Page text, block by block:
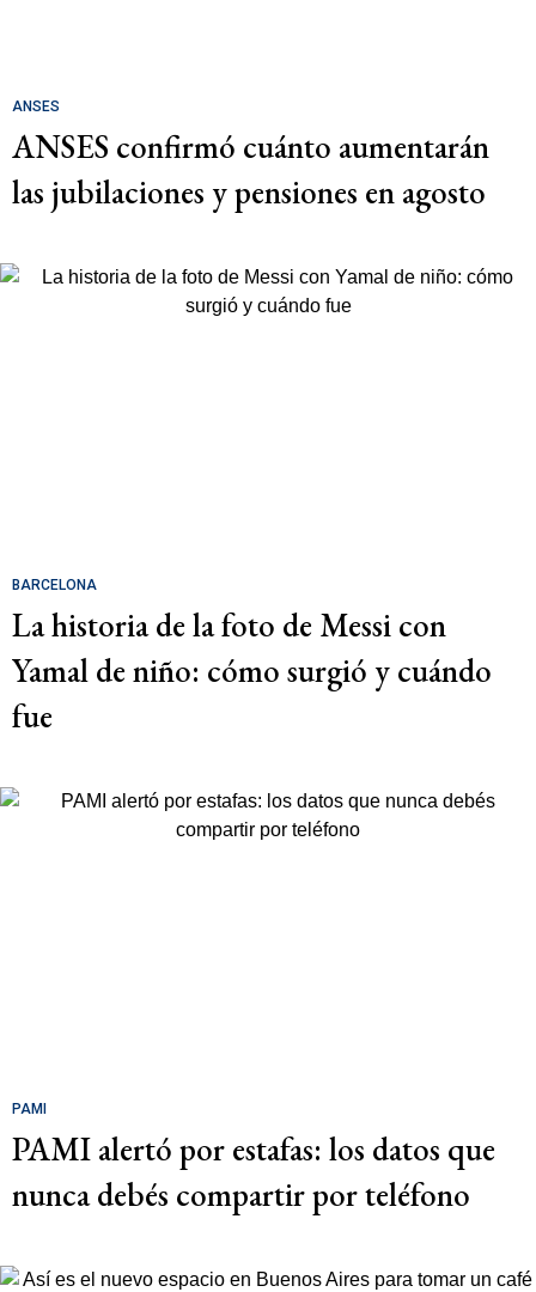
ANSES
ANSES confirmó cuánto aumentarán
las jubilaciones y pensiones en agosto
BARCELONA
La historia de la foto de Messi con
Yamal de niño: cómo surgió y cuándo
fue
PAMI
PAMI alertó por estafas: los datos que
nunca debés compartir por teléfono